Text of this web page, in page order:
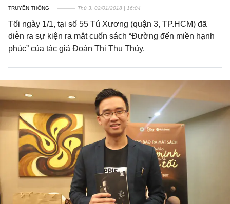
TRUYỀN THÔNG Thứ 3, 02/01/2018 | 16:04
Tối ngày 1/1, tại số 55 Tú Xương (quận 3, TP.HCM) đã
diễn ra sự kiện ra mắt cuốn sách “Đường đến miền hạnh
phúc” của tác giả Đoàn Thị Thu Thủy.